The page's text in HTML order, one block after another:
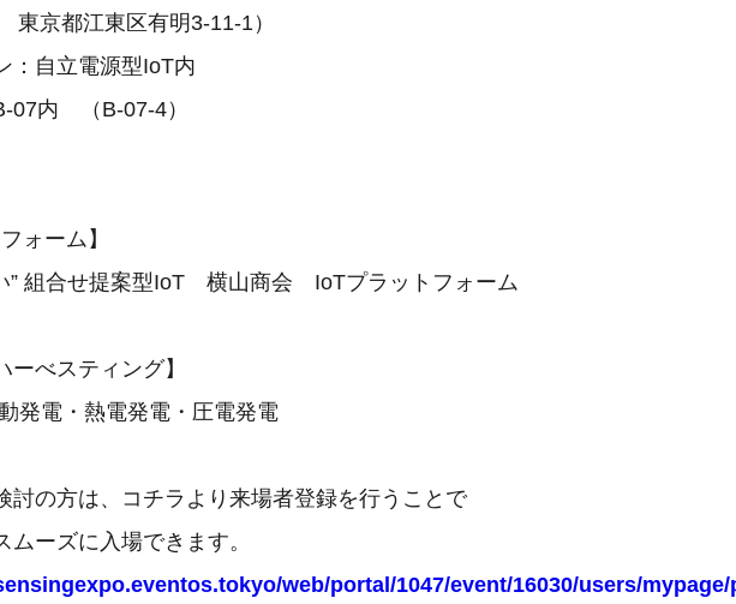
東京都江東区有明3-11-1）
：自立電源型IoT内
07内 （B-07-4）
ォーム】
” 組合せ提案型IoT 横山商会 IoTプラットフォーム
ーべスティング】
発電・熱電発電・圧電発電
討の方は、コチラより来場者登録を行うことで
ムーズに入場できます。
web/portal/1047/event/16030/users/